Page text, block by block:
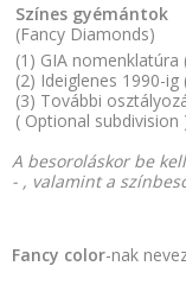
Színes gyémántok
(Fancy Diamonds)
(1) GIA nomenklatúra
(2) Ideiglenes 1990-
(3) További
( Optional subdivision
A besoroláskor be
- , valamint a
Fancy color-nak